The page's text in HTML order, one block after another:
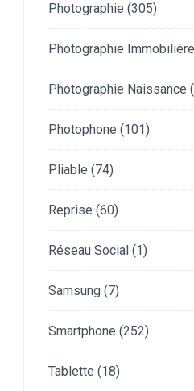
Photographie (305)
Photographie Immobilière
Photographie Naissance
Photophone (101)
Pliable (74)
Reprise (60)
Réseau Social (1)
Samsung (7)
Smartphone (252)
Tablette (18)